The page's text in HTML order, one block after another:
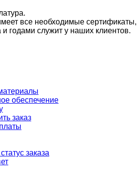
все необходимые сертификаты,
и годами служит у наших клиентов.
обеспечение
заказ
заказа